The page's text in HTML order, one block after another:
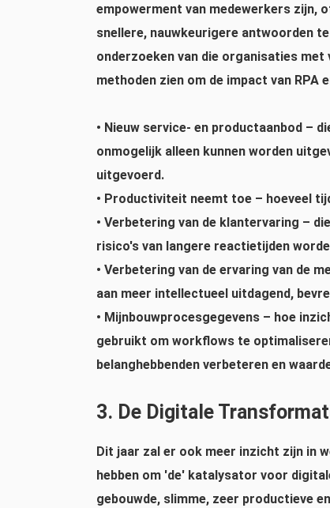
empowerment van medewerkers zijn,
snellere, nauwkeurigere antwoorden
onderzoeken van die organisaties
methoden zien om de impact van
• Nieuw service- en productaanbod –
onmogelijk alleen kunnen worden
uitgevoerd.
• Productiviteit neemt toe – hoeveel
• Verbetering van de klantervaring –
risico's van langere reactietijden
• Verbetering van de ervaring van de
aan meer intellectueel uitdagend,
• Mijnbouwprocesgegevens – hoe
gebruikt om workflows te
belanghebbenden verbeteren en
3. De Digitale
Dit jaar zal er ook meer inzicht zijn in
hebben om 'de' katalysator voor
gebouwde, slimme, zeer productieve